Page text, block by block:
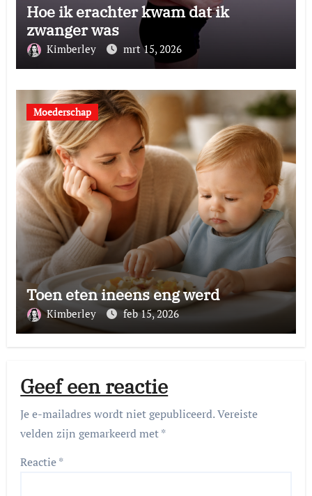
Hoe ik erachter kwam dat ik
zwanger was
Kimberley mrt 15, 2026
Moederschap
Toen eten ineens eng werd
Kimberley feb 15, 2026
Geef een reactie
Je e-mailadres wordt niet gepubliceerd.Vereiste
velden zijn gemarkeerd met*
Reactie*